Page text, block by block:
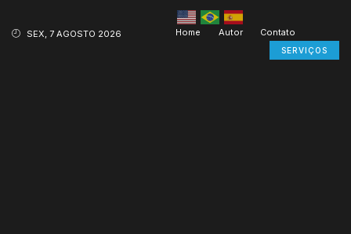
SEX, 7 AGOSTO 2026 Home Autor Contato
SERVIÇOS